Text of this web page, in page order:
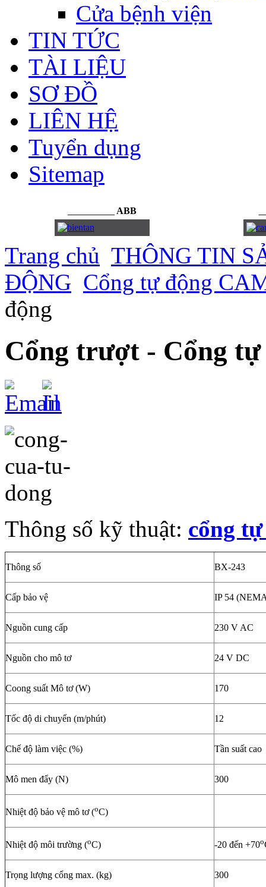
Cửa bệnh viện
TIN TỨC
TÀI LIỆU
SƠ ĐỒ
LIÊN HỆ
Tuyển dụng
Sitemap
ABB
Trang chủ THÔNG TIN
ĐỘNG Cổng tự động
động
Cổng trượt - Cổng tự
Thông số kỹ thuật: cổng
Thông số BX-243
Cấp bảo vệ IP 54
Nguồn cung cấp 230 V AC
Nguồn cho mô tơ 24 V DC
Coong suất Mô tơ (W) 170
Tốc độ di chuyển (m/phút) 12
Chế độ làm việc (%) Tần suất cao
Mô men đẩy (N) 300
Nhiệt độ bảo vệ mô tơ (oC)
Nhiệt độ môi trường (oC) -20 đến +70o
Trọng lượng cổng max. (kg) 300